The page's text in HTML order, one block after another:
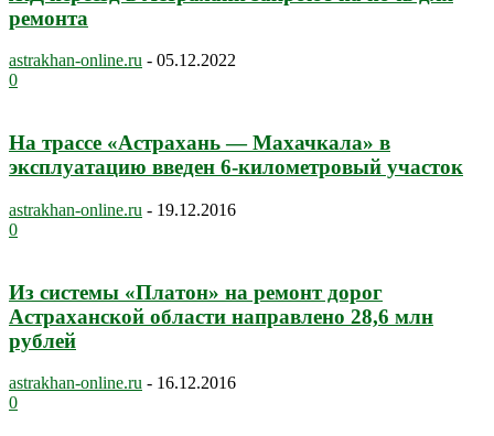
ремонта
astrakhan-online.ru - 05.12.2022
0
На трассе «Астрахань — Махачкала» в
эксплуатацию введен 6-километровый участок
astrakhan-online.ru - 19.12.2016
0
Из системы «Платон» на ремонт дорог
Астраханской области направлено 28,6 млн
рублей
astrakhan-online.ru - 16.12.2016
0